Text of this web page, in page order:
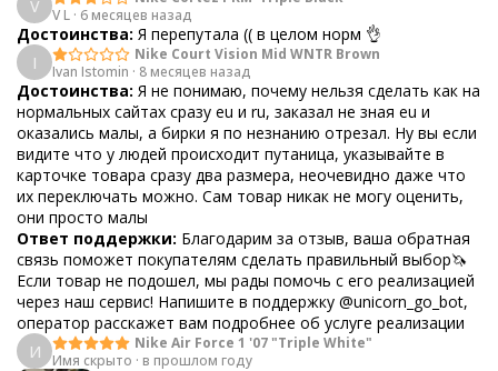
V
V L · 6 месяцев назад
Достоинства: Я перепутала (( в целом норм 👌
I
Nike Court Vision Mid WNTR Brown
Ivan Istomin · 8 месяцев назад
Достоинства: Я не понимаю, почему нельзя сделать как на
нормальных сайтах сразу eu и ru, заказал не зная eu и
оказались малы, а бирки я по незнанию отрезал. Ну вы если
видите что у людей происходит путаница, указывайте в
карточке товара сразу два размера, неочевидно даже что
их переключать можно. Сам товар никак не могу оценить,
они просто малы
Ответ поддержки: Благодарим за отзыв, ваша обратная
связь поможет покупателям сделать правильный выбор🦄
Если товар не подошел, мы рады помочь с его реализацией
через наш сервис! Напишите в поддержку @unicorn_go_bot,
оператор расскажет вам подробнее об услуге реализации
И
Nike Air Force 1 '07 "Triple White"
Имя скрыто · в прошлом году